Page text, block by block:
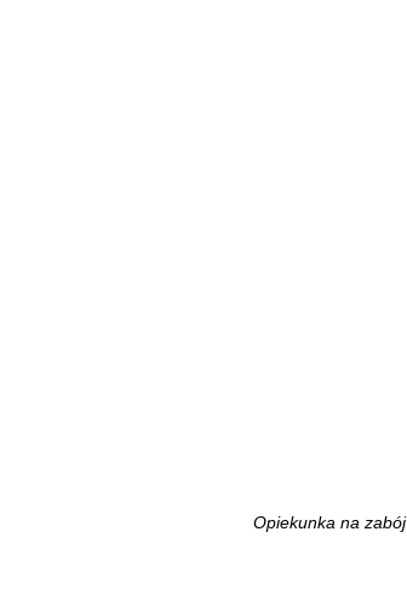
Opiekunka na zabój